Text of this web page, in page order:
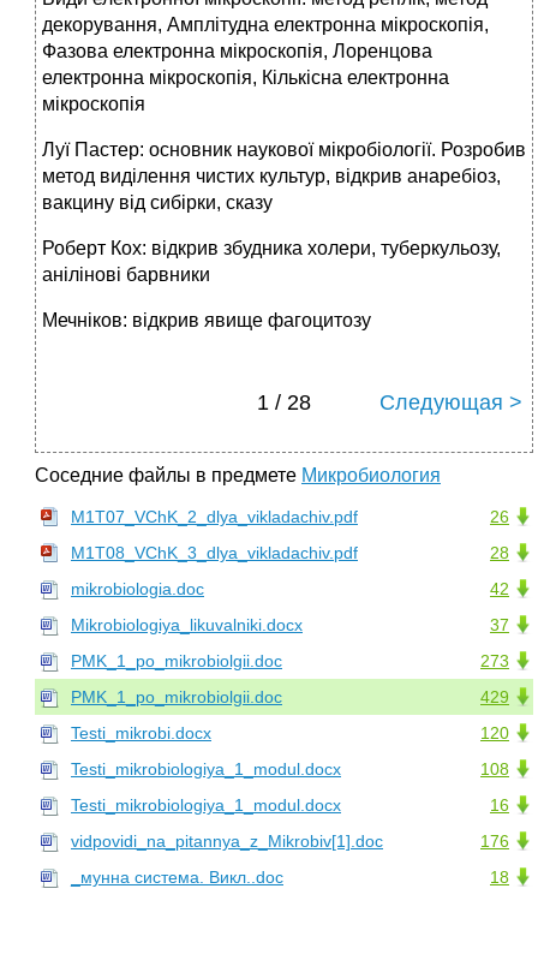
декорування, Амплітудна електронна мікроскопія,
Фазова електронна мікроскопія, Лоренцова
електронна мікроскопія, Кількісна електронна
мікроскопія
Луї Пастер: основник наукової мікробіології. Розробив
метод виділення чистих культур, відкрив анаребіоз,
вакцину від сибірки, сказу
Роберт Кох: відкрив збудника холери, туберкульозу,
анілінові барвники
Мечніков: відкрив явище фагоцитозу
1 / 28 Следующая >
Соседние файлы в предмете Микробиология
26
M1T07_VChK_2_dlya_vikladachiv.pdf
28
M1T08_VChK_3_dlya_vikladachiv.pdf
42
mikrobiologia.doc
37
Mikrobiologiya_likuvalniki.docx
273
PMK_1_po_mikrobiolgii.doc
429
PMK_1_po_mikrobiolgii.doc
120
Testi_mikrobi.docx
108
Testi_mikrobiologiya_1_modul.docx
16
Testi_mikrobiologiya_1_modul.docx
176
vidpovidi_na_pitannya_z_Mikrobiv[1].doc
18
_мунна система. Викл..doc